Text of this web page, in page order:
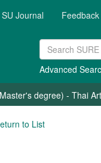
SU Journal Feedback
Advanced
degree) - Thai
to List